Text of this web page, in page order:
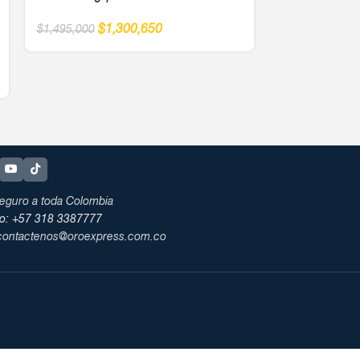
$1,495,000 $1,300,650
a toda Colombia
+57 318 3387777